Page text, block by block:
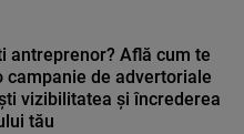
antreprenor? Află cum te
campanie de advertoriale
vizibilitatea și încrederea
tău